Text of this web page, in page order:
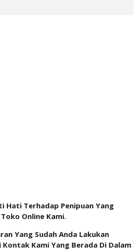
Hati Terhadap Penipuan Yang
Online Kami.
Yang Sudah Anda Lakukan
Kontak Kami Yang Berada Di Dalam